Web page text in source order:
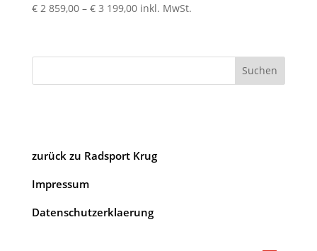
€2 859,00 – €3 199,00Preisspanne:
bis
199,00
inkl. MwSt.
Suchen
zurück zu Radsport Krug
Impressum
Datenschutzerklaerung